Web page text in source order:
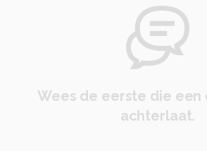
Wees de eerste die een
achterlaat.